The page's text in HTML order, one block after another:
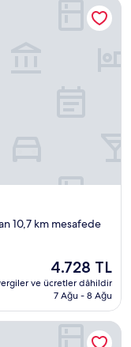
10,7 km mesafede
Güncel
fiyat:
4.728 TL
4.728 TL
ve ücretler dâhildir
7 Ağu - 8 Ağu